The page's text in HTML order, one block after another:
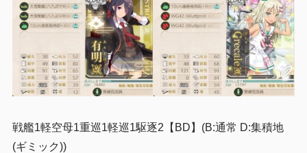
戦艦1軽空母1重巡1軽巡1駆逐2【BD】(B:通常 D:集積地
(ギミック))